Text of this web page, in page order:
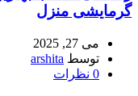
گرمایشی منزل
می 27, 2025
توسط arshita
0 نظرات